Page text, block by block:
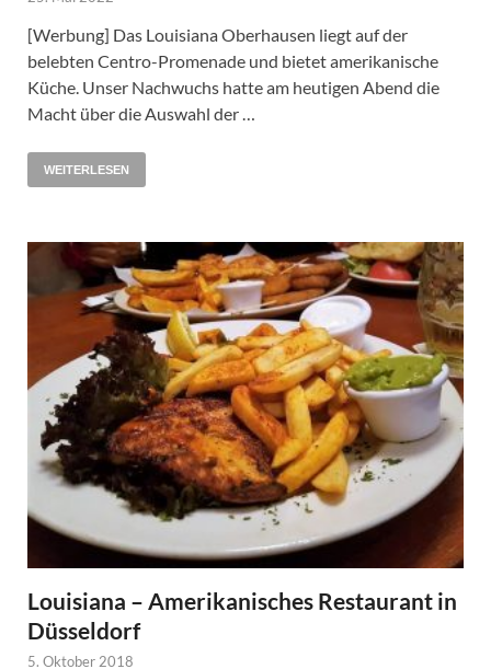
[Werbung] Das Louisiana Oberhausen liegt auf der
belebten Centro-Promenade und bietet amerikanische
Küche. Unser Nachwuchs hatte am heutigen Abend die
Macht über die Auswahl der …
WEITERLESEN
Louisiana – Amerikanisches Restaurant in
Düsseldorf
5. Oktober 2018